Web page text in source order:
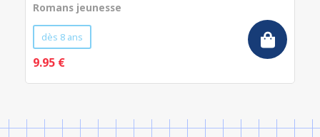
Romans jeunesse
dès 8 ans
9.95 €